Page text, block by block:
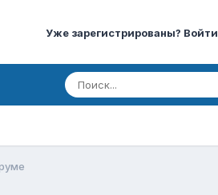
Уже зарегистрированы? Войти